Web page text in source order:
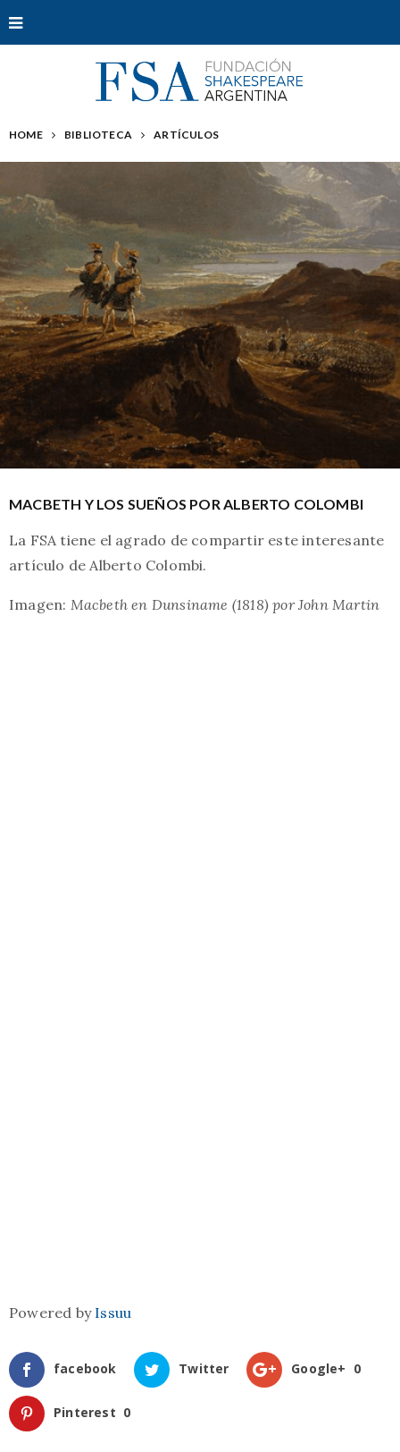
HOME BIBLIOTECA ARTÍCULOS
MACBETH Y LOS SUEÑOS POR ALBERTO COLOMBI
La FSA tiene el agrado de compartir este interesante
artículo de Alberto Colombi.
Imagen: Macbeth en Dunsiname (1818) por John Martin
Powered by Issuu
facebook Twitter Google+ 0
Pinterest 0